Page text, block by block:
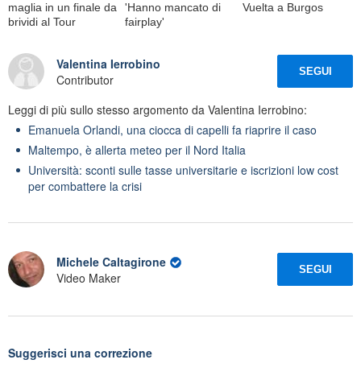
maglia in un finale da
brividi al Tour
'Hanno mancato di
fairplay'
Vuelta a Burgos
Valentina Ierrobino
Contributor
SEGUI
Leggi di più sullo stesso argomento da Valentina Ierrobino:
Emanuela Orlandi, una ciocca di capelli fa riaprire il caso
Maltempo, è allerta meteo per il Nord Italia
Università: sconti sulle tasse universitarie e iscrizioni low cost
per combattere la crisi
Michele Caltagirone
Video Maker
SEGUI
Suggerisci una correzione